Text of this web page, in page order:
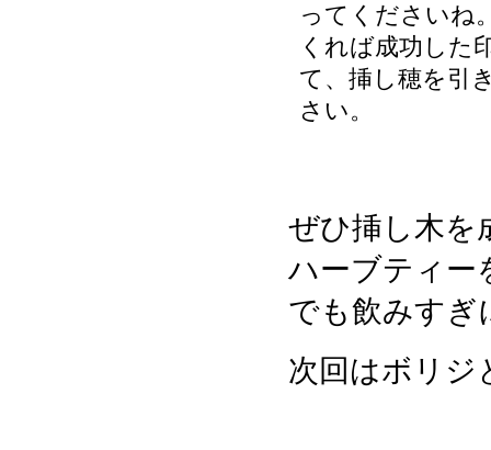
ってくださいね
くれば成功した
て、挿し穂を引
さい。
ぜひ挿し木を
ハーブティー
でも飲みすぎ
次回はボリジ